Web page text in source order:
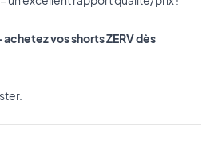
vos shorts ZERV dès